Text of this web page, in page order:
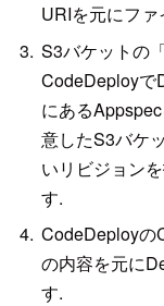
URIを元にフ
S3バケットの
CodeDeployで
にある
意したS3バケ
いリビジョン
す.
CodeDeployの
の内容を元に
す.